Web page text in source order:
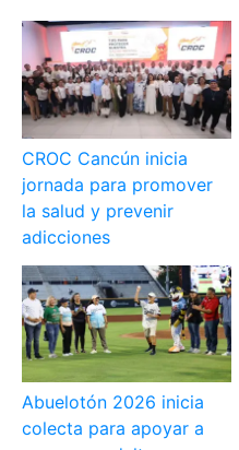
CROC Cancún inicia
jornada para promover
la salud y prevenir
adicciones
Abuelotón 2026 inicia
colecta para apoyar a